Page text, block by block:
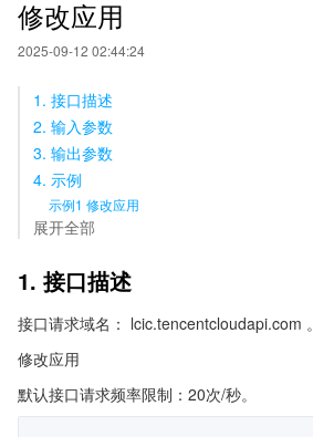
修改应用
2025-09-12 02:44:24
1. 接口描述
2. 输入参数
3. 输出参数
4. 示例
示例1 修改应用
展开全部
1. 接口描述
接口请求域名： lcic.tencentcloudapi.com 。
修改应用
默认接口请求频率限制：20次/秒。